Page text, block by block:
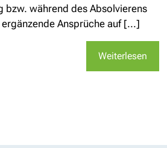
bzw. während des Absolvierens
Ansprüche auf [...]
Weiterlesen